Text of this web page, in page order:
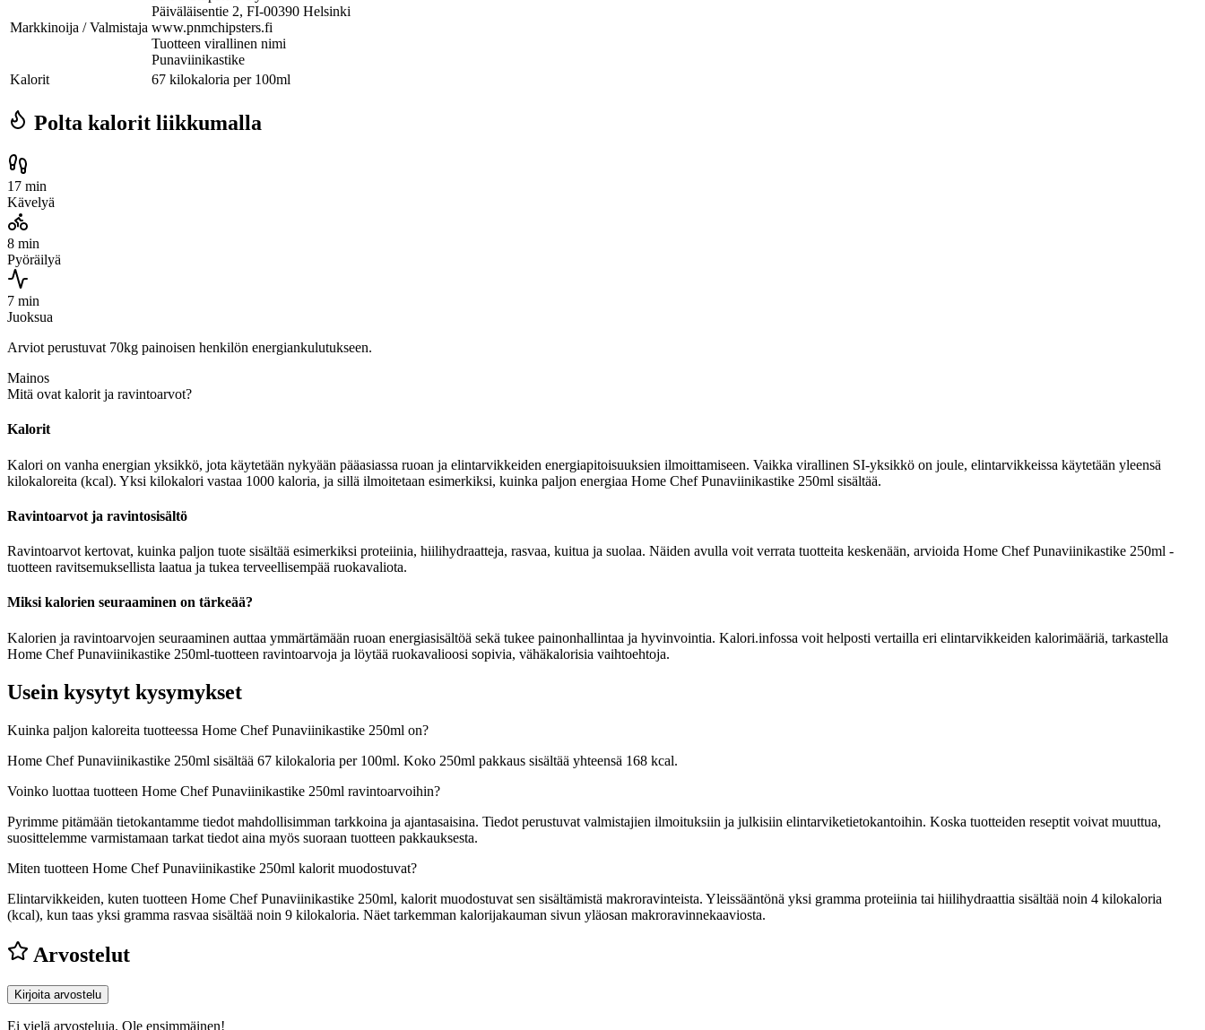
Markkinoija / Valmistaja
Päiväläisentie 2, FI-00390 Helsinki
www.pnmchipsters.fi
Tuotteen virallinen nimi
Punaviinikastike
Kalorit
67 kilokaloria per 100ml
Polta kalorit liikkumalla
17 min
Kävelyä
8 min
Pyöräilyä
7 min
Juoksua
Arviot perustuvat 70kg painoisen henkilön energiankulutukseen.
Mainos
Mitä ovat kalorit ja ravintoarvot?
Kalorit
Kalori on vanha energian yksikkö, jota käytetään nykyään pääasiassa ruoan ja elintarvikkeiden energiapitoisuuksien ilmoittamiseen. Vaikka virallinen SI-yksikkö on joule, elintarvikkeissa käytetään yleensä
kilokaloreita (kcal). Yksi kilokalori vastaa 1000 kaloria, ja sillä ilmoitetaan esimerkiksi, kuinka paljon energiaa Home Chef Punaviinikastike 250ml sisältää.
Ravintoarvot ja ravintosisältö
Ravintoarvot kertovat, kuinka paljon tuote sisältää esimerkiksi proteiinia, hiilihydraatteja, rasvaa, kuitua ja suolaa. Näiden avulla voit verrata tuotteita keskenään, arvioida Home Chef Punaviinikastike 250ml -
tuotteen ravitsemuksellista laatua ja tukea terveellisempää ruokavaliota.
Miksi kalorien seuraaminen on tärkeää?
Kalorien ja ravintoarvojen seuraaminen auttaa ymmärtämään ruoan energiasisältöä sekä tukee painonhallintaa ja hyvinvointia. Kalori.infossa voit helposti vertailla eri elintarvikkeiden kalorimääriä, tarkastella
Home Chef Punaviinikastike 250ml-tuotteen ravintoarvoja ja löytää ruokavalioosi sopivia, vähäkalorisia vaihtoehtoja.
Usein kysytyt kysymykset
Kuinka paljon kaloreita tuotteessa Home Chef Punaviinikastike 250ml on?
Home Chef Punaviinikastike 250ml sisältää 67 kilokaloria per 100ml. Koko 250ml pakkaus sisältää yhteensä 168 kcal.
Voinko luottaa tuotteen Home Chef Punaviinikastike 250ml ravintoarvoihin?
Pyrimme pitämään tietokantamme tiedot mahdollisimman tarkkoina ja ajantasaisina. Tiedot perustuvat valmistajien ilmoituksiin ja julkisiin elintarviketietokantoihin. Koska tuotteiden reseptit voivat muuttua,
suosittelemme varmistamaan tarkat tiedot aina myös suoraan tuotteen pakkauksesta.
Miten tuotteen Home Chef Punaviinikastike 250ml kalorit muodostuvat?
Elintarvikkeiden, kuten tuotteen Home Chef Punaviinikastike 250ml, kalorit muodostuvat sen sisältämistä makroravinteista. Yleissääntönä yksi gramma proteiinia tai hiilihydraattia sisältää noin 4 kilokaloria
(kcal), kun taas yksi gramma rasvaa sisältää noin 9 kilokaloria. Näet tarkemman kalorijakauman sivun yläosan makroravinnekaaviosta.
Arvostelut
Kirjoita arvostelu
Ei vielä arvosteluja. Ole ensimmäinen!